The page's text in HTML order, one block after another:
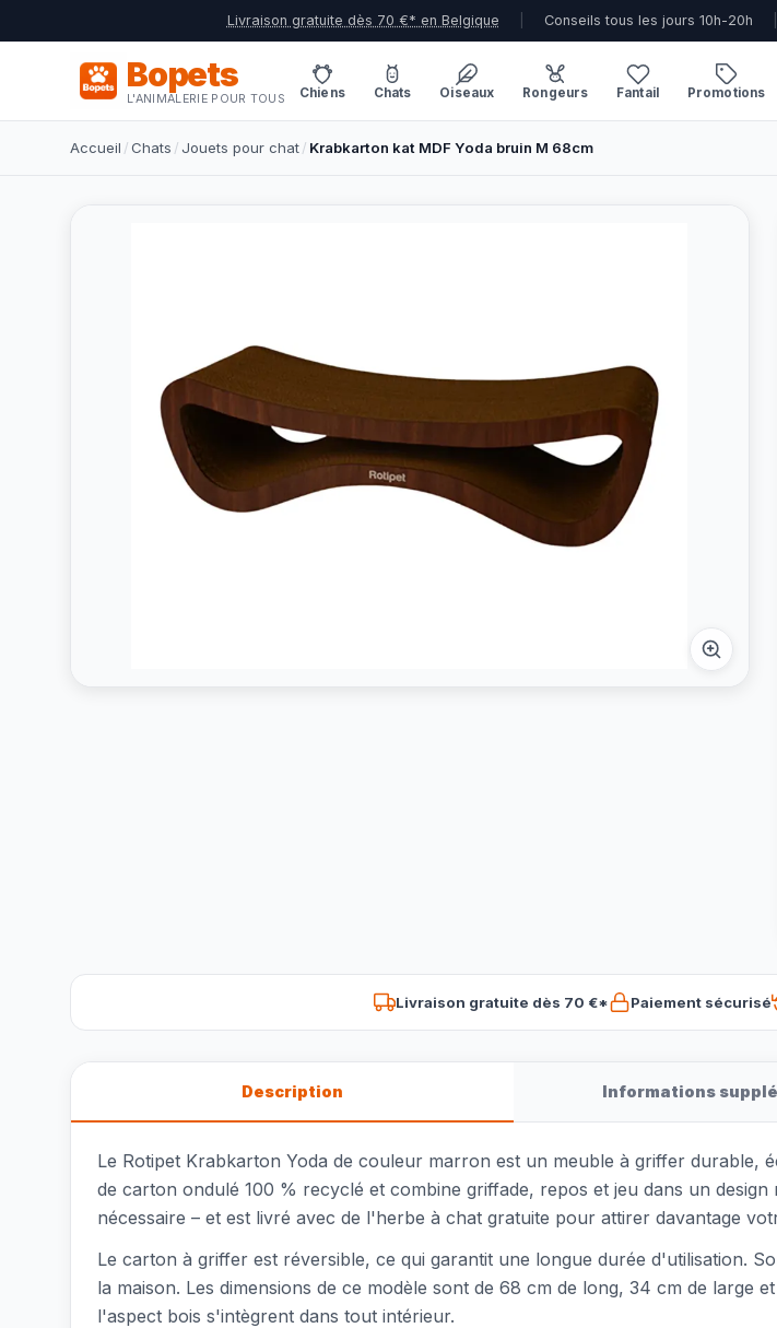
Livraison gratuite dès 70 €* en Belgique Conseils tous les jours 10h-20h
Bopets
L'ANIMALERIE POUR TOUS Chiens Chats Oiseaux Rongeurs Fantail Promotions
Accueil /Chats /Jouets pour chat/ Krabkarton kat MDF Yoda bruin M 68cm
Livraison gratuite dès 70 €* Paiement sécurisé
Description Informations
Le Rotipet Krabkarton Yoda de couleur marron est un meuble à griffer
de carton ondulé 100 % recyclé et combine griffade, repos et jeu dans un
nécessaire – et est livré avec de l'herbe à chat gratuite pour attirer davantage
Le carton à griffer est réversible, ce qui garantit une longue durée d'utilisation.
la maison. Les dimensions de ce modèle sont de 68 cm de long, 34 cm de
l'aspect bois s'intègrent dans tout intérieur.